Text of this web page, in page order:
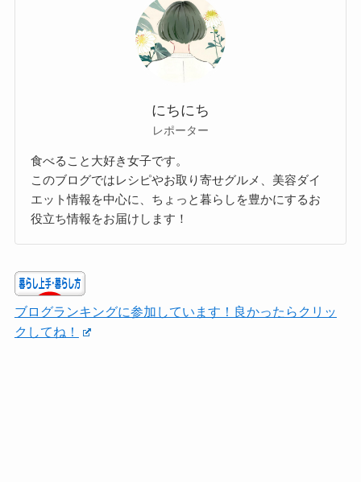
にちにち
レポーター
食べること大好き女子です。
このブログではレシピやお取り寄せグルメ、美容ダイ
エット情報を中心に、ちょっと暮らしを豊かにするお
役立ち情報をお届けします！
ブログランキングに参加しています！良かったらクリッ
クしてね！